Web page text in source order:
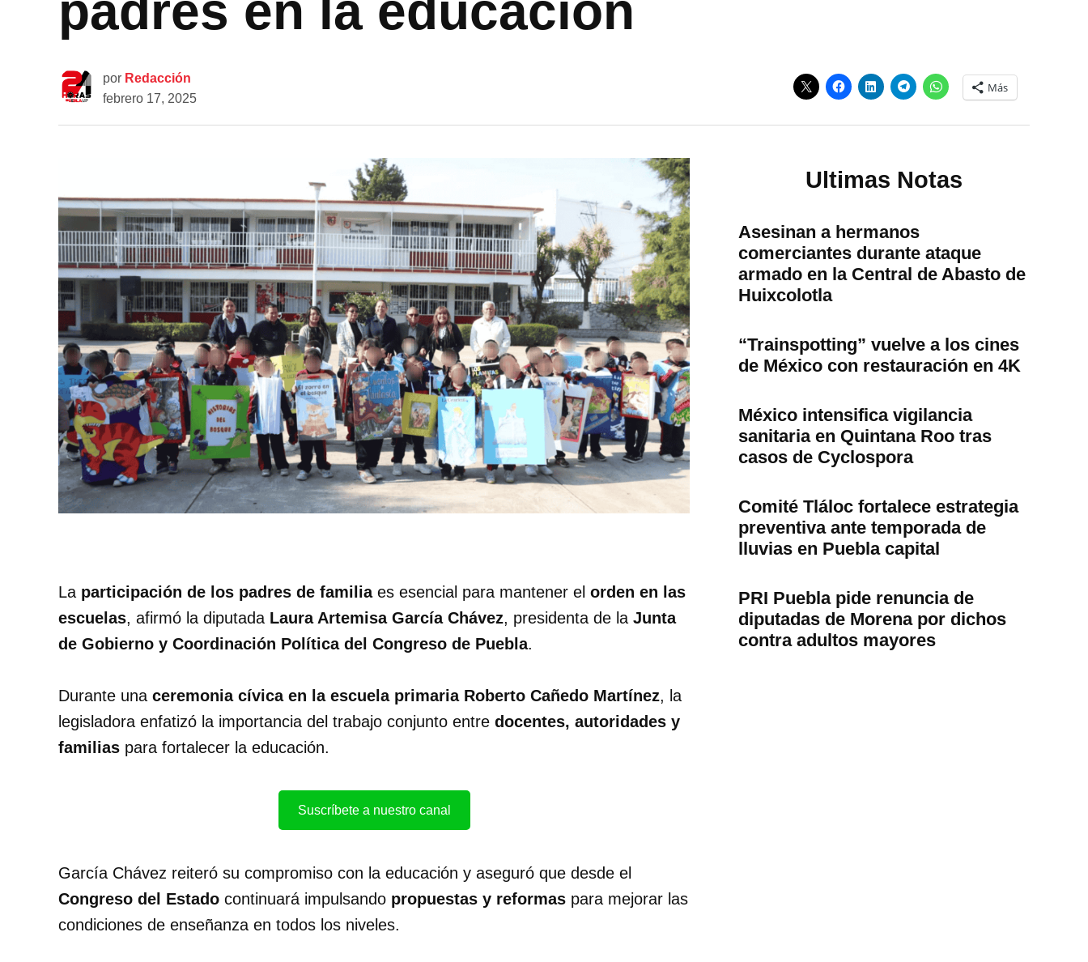
por Redacción
febrero 17, 2025
Más
La participación de los padres de familiaes esencial para mantener el orden en las
escuelas, afirmó la diputada Laura Artemisa García Chávez, presidenta de la Junta
de Gobierno y Coordinación Política del Congreso de Puebla.
Durante una ceremonia cívica en la escuela primaria Roberto Cañedo Martínez, la
legisladora enfatizó la importancia del trabajo conjunto entre docentes, autoridades y
familias para fortalecer la educación.
Suscríbete a nuestro canal
García Chávez reiteró su compromiso con la educación y aseguró que desde el
Congreso del Estado continuará impulsando propuestas y reformas para mejorar las
condiciones de enseñanza en todos los niveles.
Ultimas Notas
Asesinan a hermanos
comerciantes durante ataque
armado en la Central de Abasto de
Huixcolotla
“Trainspotting” vuelve a los cines
de México con restauración en 4K
México intensifica vigilancia
sanitaria en Quintana Roo tras
casos de Cyclospora
Comité Tláloc fortalece estrategia
preventiva ante temporada de
lluvias en Puebla capital
PRI Puebla pide renuncia de
diputadas de Morena por dichos
contra adultos mayores